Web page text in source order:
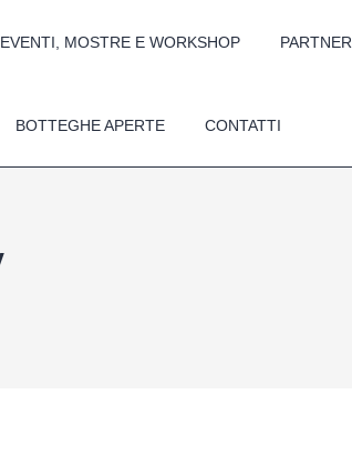
EVENTI, MOSTRE E WORKSHOP PARTNER
BOTTEGHE APERTE CONTATTI